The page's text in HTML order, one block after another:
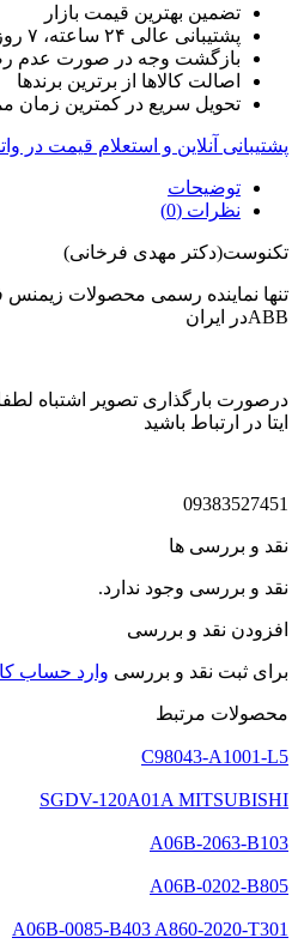
تضمین بهترین قیمت بازار
پشتیبانی عالی ۲۴ ساعته، ۷ روز هفته
بازگشت وجه در صورت عدم
اصالت کالاها از برترین برندها
تحویل سریع در کمترین زمان
پشتیبانی آنلاین و استعلام قیمت در
توضیحات
نظرات (0)
تکنوست(دکتر مهدی فرخانی)
تنها نماینده رسمی محصولات زیمنس
ABBدر ایران
درصورت بارگذاری تصویر اشتباه
ایتا در ارتباط باشید
09383527451
نقد و بررسی ها
نقد و بررسی وجود ندارد.
افزودن نقد و بررسی
برای ثبت نقد و بررسی وارد حساب
محصولات مرتبط
C98043-A1001-L5
SGDV-120A01A MITSUBISHI
A06B-2063-B103
A06B-0202-B805
A06B-0085-B403 A860-2020-T301